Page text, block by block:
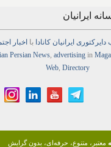
دایرکتوری ایرانیان کانادا بااخبار
Persian News, advertisingin
Web Directory
معتبر، متنوع، حرفه‌ای، بدون گرایش